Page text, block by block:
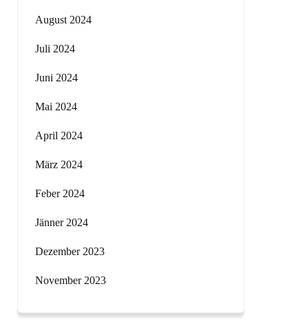
August 2024
Juli 2024
Juni 2024
Mai 2024
April 2024
März 2024
Feber 2024
Jänner 2024
Dezember 2023
November 2023